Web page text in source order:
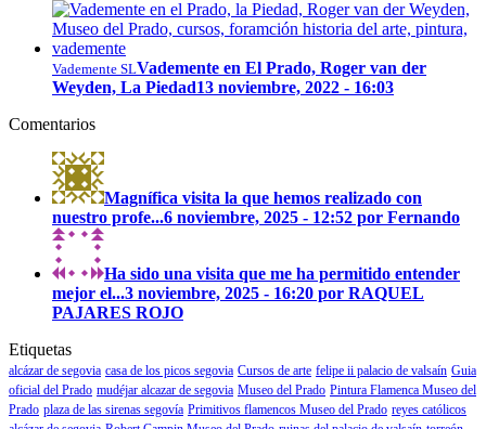
Vademente SLVademente en El Prado, Roger van der
Weyden, La Piedad13 noviembre, 2022 - 16:03
Comentarios
Magnífica visita la que hemos realizado con
nuestro profe...6 noviembre, 2025 - 12:52 por Fernando
Ha sido una visita que me ha permitido entender
mejor el...3 noviembre, 2025 - 16:20 por RAQUEL
PAJARES ROJO
Etiquetas
alcázar de segovia casa de los picos segovia Cursos de arte felipe ii palacio de valsaín Guia
oficial del Prado mudéjar alcazar de segovia Museo del Prado Pintura Flamenca Museo del
Prado plaza de las sirenas segovía Primitivos flamencos Museo del Prado reyes católicos